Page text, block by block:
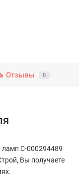
Отзывы 0
ламп С-000294489
Вы получаете